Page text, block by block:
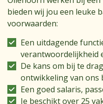
bieden wij jou een leuke
voorwaarden:
Een uitdagende
verantwoordelijkheid
De kans om bij te
ontwikkeling van ons
Een goed salaris,
Je beschikt over 25